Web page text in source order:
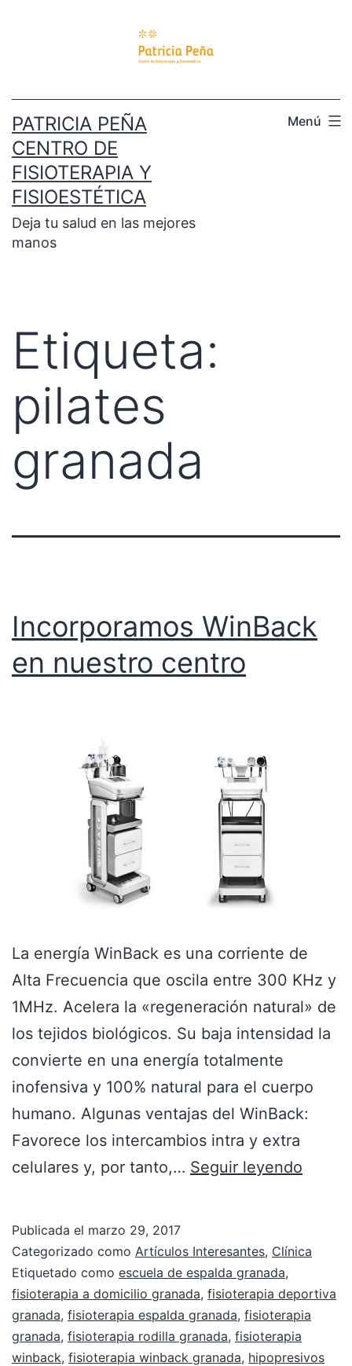
PATRICIA PEÑA
CENTRO DE
FISIOTERAPIA Y
FISIOESTÉTICA
Deja tu salud en las mejores
manos
Menú
Etiqueta:
pilates
granada
Incorporamos WinBack
en nuestro centro
La energía WinBack es una corriente de
Alta Frecuencia que oscila entre 300 KHz y
1MHz. Acelera la «regeneración natural» de
los tejidos biológicos. Su baja intensidad la
convierte en una energía totalmente
inofensiva y 100% natural para el cuerpo
humano. Algunas ventajas del WinBack:
Favorece los intercambios intra y extra
celulares y, por tanto,… Seguir leyendo
Publicada el marzo 29, 2017
Categorizado como Artículos Interesantes, Clínica
Etiquetado como escuela de espalda granada,
fisioterapia a domicilio granada, fisioterapia deportiva
granada, fisioterapia espalda granada, fisioterapia
granada, fisioterapia rodilla granada, fisioterapia
winback, fisioterapia winback granada, hipopresivos